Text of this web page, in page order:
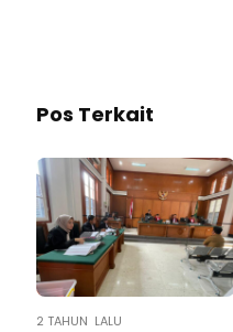
Pos Terkait
2 TAHUN LALU